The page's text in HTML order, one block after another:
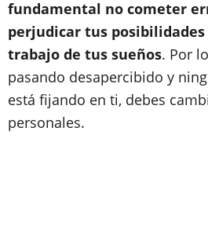
fundamental no cometer
perjudicar tus posibilidades
trabajo de tus sueños. Por
pasando desapercibido y
está fijando en ti, debes
personales.